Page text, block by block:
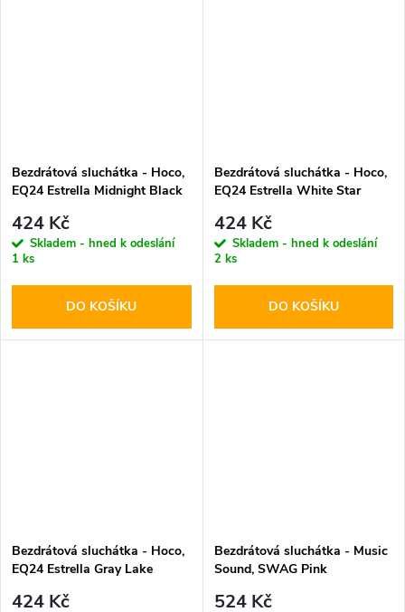
Bezdrátová sluchátka - Hoco,
EQ24 Estrella Midnight Black
424 Kč
Skladem - hned k odeslání
1 ks
DO KOŠÍKU
Bezdrátová sluchátka - Hoco,
EQ24 Estrella White Star
424 Kč
Skladem - hned k odeslání
2 ks
DO KOŠÍKU
Bezdrátová sluchátka - Hoco,
EQ24 Estrella Gray Lake
424 Kč
Bezdrátová sluchátka - Music
Sound, SWAG Pink
524 Kč